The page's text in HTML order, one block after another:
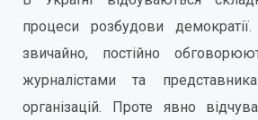
процеси розбудови
звичайно, постійно
журналістами та
організацій. Проте явно